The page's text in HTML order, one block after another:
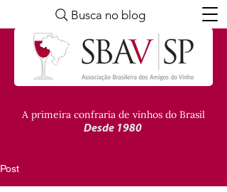
A primeira confraria de vinhos do Brasil
Desde 1980
Busca no blog
Post